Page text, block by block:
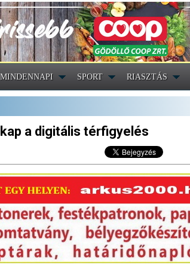
MINDENNAPI SPORT RIASZTÁS
a digitális térfigyelés